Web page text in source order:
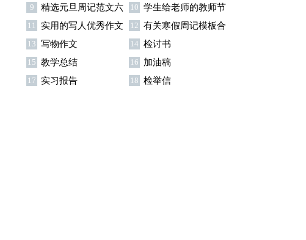
稿
作文锦集5篇
9
精选元旦周记范文六
篇
10 学生给老师的教师节
慰问信
11
实用的写人优秀作文
300字锦集五篇
12 有关寒假周记模板合
集八篇
13 写物作文 14 检讨书
15 教学总结 16 加油稿
17 实习报告 18 检举信